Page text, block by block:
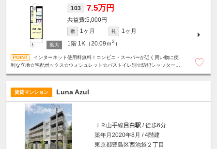
103 7.5万円
5,000円
敷 1ヶ月 礼
1ヶ月
1階 1K（20.09ｍ2 ）
インターネット使用料無料！コンビニ・スーパーが近く買い物に便
利な立地☆宅配ボックス☆ウォシュレット☆バストイレ別☆防犯シャッター
賃貸マンション Luna Azul
ＪＲ山手線 目白駅 / 徒歩6分
築年月2020年8月 / 4階建
東京都豊島区西池袋２丁目